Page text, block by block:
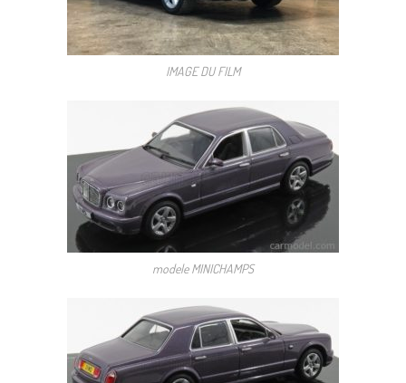
IMAGE DU FILM
modele MINICHAMPS